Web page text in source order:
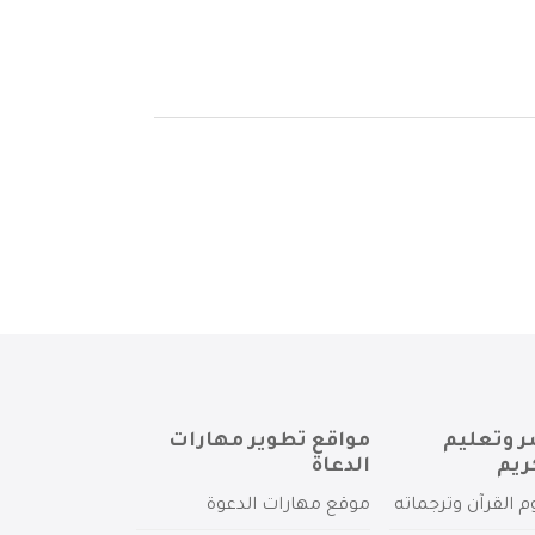
وتعليم
القرآن وترجماته
مواقع تطوير مهارات
الدعاة
موقع مهارات الدعوة